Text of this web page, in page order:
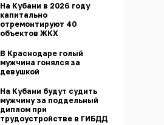
На Кубани в 2026 году
капитально
отремонтируют 40
объектов ЖКХ
В Краснодаре голый
мужчина гонялся за
девушкой
На Кубани будут судить
мужчину за поддельный
диплом при
трудоустройстве в ГИБДД